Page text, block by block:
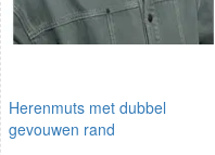
Herenmuts met dubbel
gevouwen rand